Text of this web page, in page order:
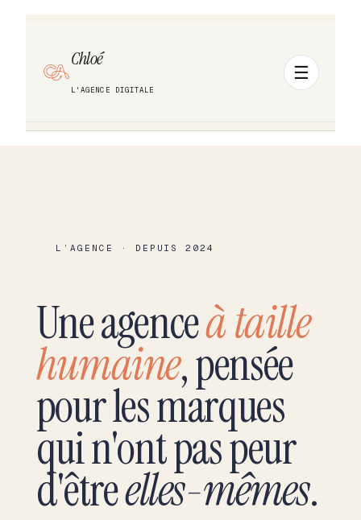
Chloé
L'AGENCE DIGITALE
L’AGENCE · DEPUIS 2024
Une agenceà taille
humaine, pensée
pour les marques
qui n'ont pas peur
d'êtreelles-mêmes.